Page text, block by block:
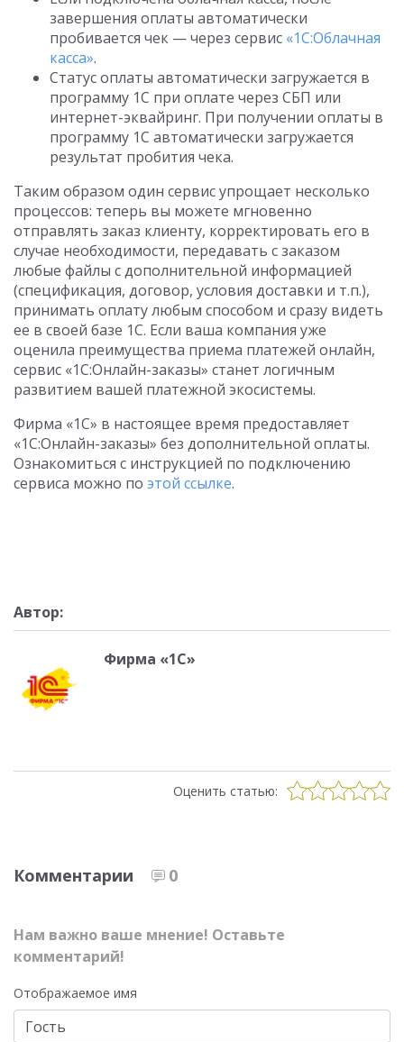
завершения оплаты автоматически
пробивается чек — через сервис «1С:Облачная
касса».
Статус оплаты автоматически загружается в
программу 1С при оплате через СБП или
интернет-эквайринг. При получении оплаты в
программу 1C автоматически загружается
результат пробития чека.
Таким образом один сервис упрощает несколько
процессов: теперь вы можете мгновенно
отправлять заказ клиенту, корректировать его в
случае необходимости, передавать с заказом
любые файлы с дополнительной информацией
(спецификация, договор, условия доставки и т.п.),
принимать оплату любым способом и сразу видеть
ее в своей базе 1С. Если ваша компания уже
оценила преимущества приема платежей онлайн,
сервис «1С:Онлайн-заказы» станет логичным
развитием вашей платежной экосистемы.
Фирма «1С» в настоящее время предоставляет
«1С:Онлайн-заказы» без дополнительной оплаты.
Ознакомиться с инструкцией по подключению
сервиса можно по этой ссылке.
Автор:
Фирма «1С»
Оценить статью:
Комментарии 0
Нам важно ваше мнение! Оставьте
комментарий!
Отображаемое имя